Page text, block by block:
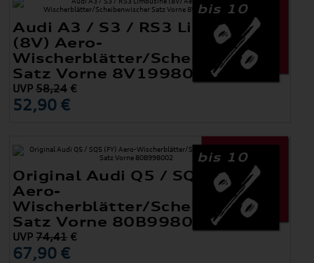
bis 10
Audi A3 / S3 / RS3 Limousine
(8V) Aero-
Wischerblätter/Scheibenwischer
Satz Vorne 8V1998002A
UVP58,24 €
52,90 €
bis 10
Original Audi Q5 / SQ5 (FY)
Aero-
Wischerblätter/Scheibenwischer
Satz Vorne 80B998002
UVP74,41 €
67,90 €